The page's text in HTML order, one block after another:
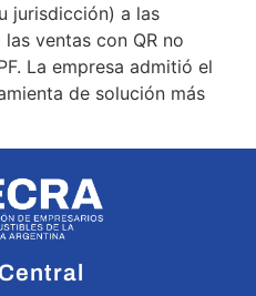
jurisdicción) a las
ventas con QR no
La empresa admitió el
de solución más